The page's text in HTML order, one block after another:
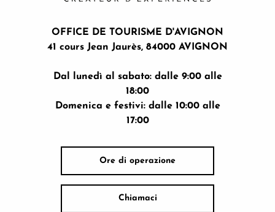
OFFICE DE TOURISME D'AVIGNON
41 cours Jean Jaurès, 84000 AVIGNON
Dal lunedì al sabato: dalle 9:00 alle
18:00
Domenica e festivi: dalle 10:00 alle
17:00
Ore di operazione
Chiamaci